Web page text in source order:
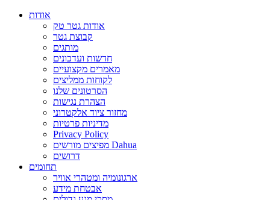
אודות
אודות גטר טק
קבוצת גטר
מותגים
חדשות ועדכונים
מאמרים מקצועיים
לקוחות ממליצים
הסרטונים שלנו
הצהרת נגישות
מחזור ציוד אלקטרוני
מדיניות פרטיות
Privacy Policy
מפיצים מורשים Dahua
דרושים
תחומים
ארגונומיה ומטהרי אוויר
אבטחת מידע